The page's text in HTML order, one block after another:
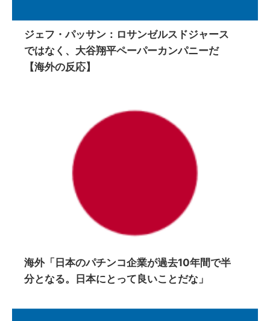
ジェフ・パッサン：ロサンゼルスドジャース
ではなく、大谷翔平ペーパーカンパニーだ
【海外の反応】
海外「日本のパチンコ企業が過去10年間で半
分となる。日本にとって良いことだな」